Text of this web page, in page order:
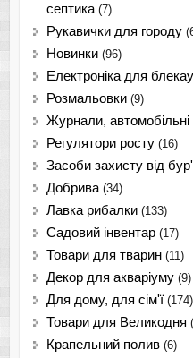
септика (7)
Рукавички для городу
Новинки (96)
Електроніка для
Розмальовки (9)
Журнали, автомобільні
Регулятори росту (16)
Засоби захисту від
Добрива (34)
Лавка рибалки (133)
Садовий інвентар (17)
Товари для тварин (11)
Декор для акваріуму (9)
Для дому, для сім'ї (174)
Товари для Великодня
Крапельний полив (6)